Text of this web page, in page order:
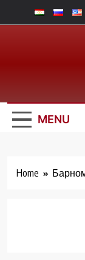
to
MENU
Home